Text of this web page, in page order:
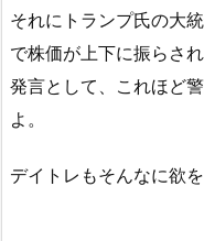
それにトランプ氏の大
で株価が上下に振らさ
発言として、これほど
よ。
デイトレもそんなに欲